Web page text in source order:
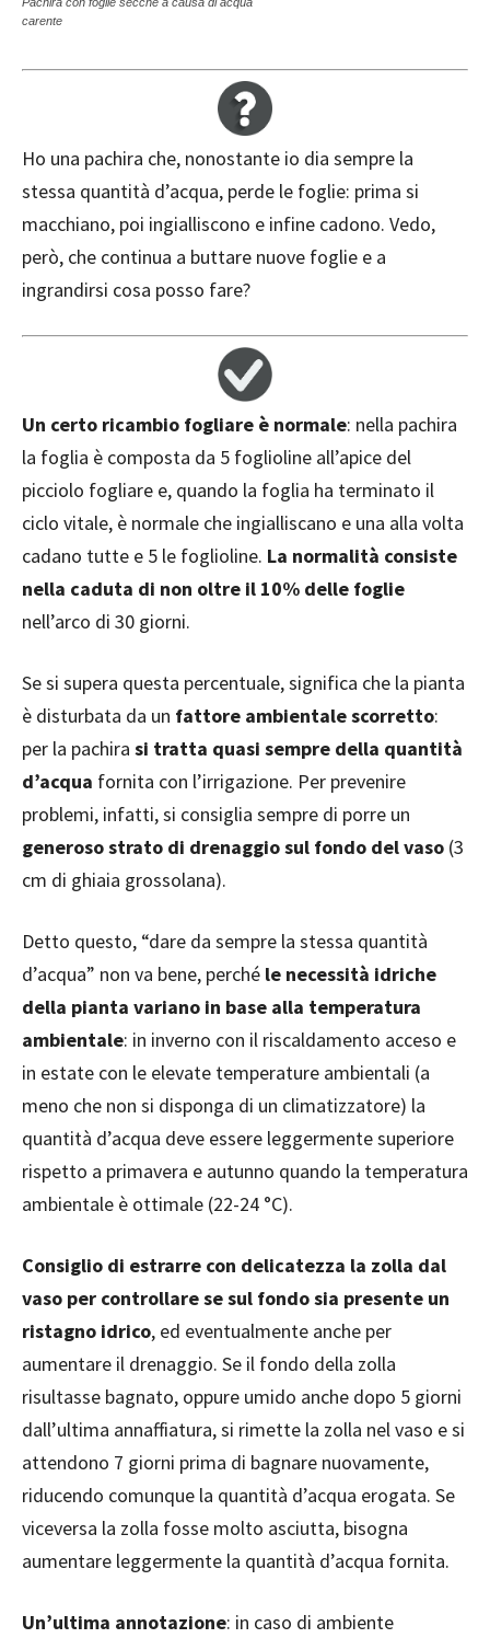
carente
Ho una pachira che, nonostante io dia sempre la
stessa quantità d’acqua, perde le foglie: prima si
macchiano, poi ingialliscono e infine cadono. Vedo,
però, che continua a buttare nuove foglie e a
ingrandirsi cosa posso fare?
Un certo ricambio fogliare è normale: nella pachira
la foglia è composta da 5 foglioline all’apice del
picciolo fogliare e, quando la foglia ha terminato il
ciclo vitale, è normale che ingialliscano e una alla volta
cadano tutte e 5 le foglioline. La normalità consiste
nella caduta di non oltre il 10% delle foglie
nell’arco di 30 giorni.
Se si supera questa percentuale, significa che la pianta
è disturbata da un fattore ambientale scorretto:
per la pachira si tratta quasi sempre della quantità
d’acqua fornita con l’irrigazione. Per prevenire
problemi, infatti, si consiglia sempre di porre un
generoso strato di drenaggio sul fondo del vaso (3
cm di ghiaia grossolana).
Detto questo, “dare da sempre la stessa quantità
d’acqua” non va bene, perché le necessità idriche
della pianta variano in base alla temperatura
ambientale: in inverno con il riscaldamento acceso e
in estate con le elevate temperature ambientali (a
meno che non si disponga di un climatizzatore) la
quantità d’acqua deve essere leggermente superiore
rispetto a primavera e autunno quando la temperatura
ambientale è ottimale (22-24 °C).
Consiglio di estrarre con delicatezza la zolla dal
vaso per controllare se sul fondo sia presente un
ristagno idrico, ed eventualmente anche per
aumentare il drenaggio. Se il fondo della zolla
risultasse bagnato, oppure umido anche dopo 5 giorni
dall’ultima annaffiatura, si rimette la zolla nel vaso e si
attendono 7 giorni prima di bagnare nuovamente,
riducendo comunque la quantità d’acqua erogata. Se
viceversa la zolla fosse molto asciutta, bisogna
aumentare leggermente la quantità d’acqua fornita.
Un’ultima annotazione: in caso di ambiente